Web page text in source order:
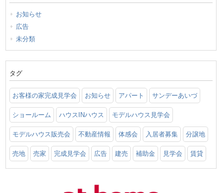
お知らせ
広告
未分類
タグ
お客様の家完成見学会 お知らせ アパート サンデーあいづ
ショールーム ハウスINハウス モデルハウス見学会
モデルハウス販売会 不動産情報 体感会 入居者募集 分譲地
売地 売家 完成見学会 広告 建売 補助金 見学会 賃貸